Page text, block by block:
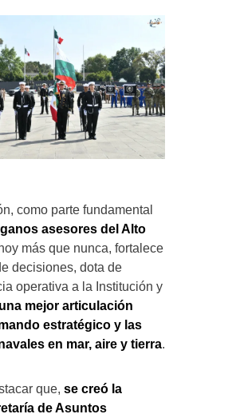
como parte fundamental
asesores del Alto
más que nunca, fortalece
decisiones, dota de
operativa a la Institución y
mejor articulación
estratégico y las
en mar, aire y tierra.
que, se creó la
de Asuntos